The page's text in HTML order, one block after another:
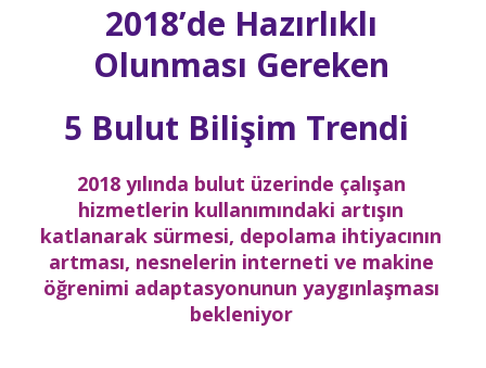
2018’de Hazırlıklı
Olunması Gereken
5 Bulut Bilişim Trendi
2018 yılında bulut üzerinde çalışan
hizmetlerin kullanımındaki artışın
katlanarak sürmesi, depolama ihtiyacının
artması, nesnelerin interneti ve makine
öğrenimi adaptasyonunun yaygınlaşması
bekleniyor